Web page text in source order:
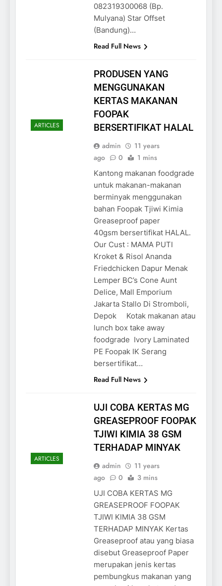
082319300068 (Bp.
Mulyana) Star Offset
(Bandung)…
Read Full News
ARTICLES
PRODUSEN YANG
MENGGUNAKAN
KERTAS MAKANAN
FOOPAK
BERSERTIFIKAT HALAL
admin
11 years
ago
0 1 mins
Kantong makanan foodgrade
untuk makanan-makanan
berminyak menggunakan
bahan Foopak Tjiwi Kimia
Greaseproof paper
40gsm bersertifikat HALAL.
Our Cust : MAMA PUTI
Kroket & Risol Ananda
Friedchicken Dapur Menak
Lemper BC’s Cone Aunt
Delice, Mall Emporium
Jakarta Stallo Di Stromboli,
Depok Kotak makanan atau
lunch box take away
foodgrade Ivory Laminated
PE Foopak IK Serang
bersertifikat…
Read Full News
ARTICLES
UJI COBA KERTAS MG
GREASEPROOF FOOPAK
TJIWI KIMIA 38 GSM
TERHADAP MINYAK
admin
11 years
ago
0 3 mins
UJI COBA KERTAS MG
GREASEPROOF FOOPAK
TJIWI KIMIA 38 GSM
TERHADAP MINYAK Kertas
Greaseproof atau yang biasa
disebut Greaseproof Paper
merupakan jenis kertas
pembungkus makanan yang